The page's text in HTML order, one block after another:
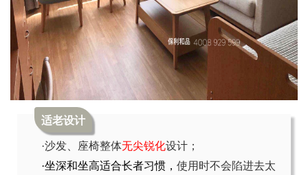
适老设计
·沙发、座椅整体无尖锐化设计；
·坐深和坐高适合长者习惯， 使用时不会陷进去太